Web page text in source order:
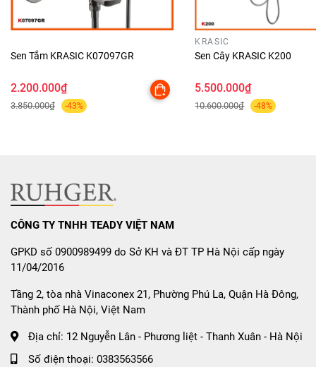
Khi có nhu cầu mua , người dùng nên đến các cơ sở
uy tín, đại lý chính hãng và mua các sản phẩm có
nguồn gốc xuất xứ rõ ràng. Để tìm mua những thiết
tại Shwroom thiết bị vệ sinh KEPDYKO.COM, một địa
chỉ chuyên cung cấp các loại thiết bị chính hãng và
SĐT: 0383999366
Email : Ceokepdyko@gmail.com
Đống Đa - Hà Nội
TRỌNG VÀ ĐẲNG CẤP
Sen Tắm KRASIC K07097GR
2.200.000₫
3.850.000₫ -43%
KRASIC
Sen Cây KRASIC K200
5.500.000₫
10.600.000₫ -48%
CÔNG TY TNHH TEADY VIỆT NAM
GPKD số 0900989499 do Sở KH và ĐT TP Hà Nội cấp ngày
11/04/2016
Tầng 2, tòa nhà Vinaconex 21, Phường Phú La, Quận Hà Đông,
Thành phố Hà Nội, Việt Nam
Địa chỉ: 12 Nguyễn Lân - Phương liệt - Thanh Xuân - Hà Nội
Số điện thoại: 0383563566